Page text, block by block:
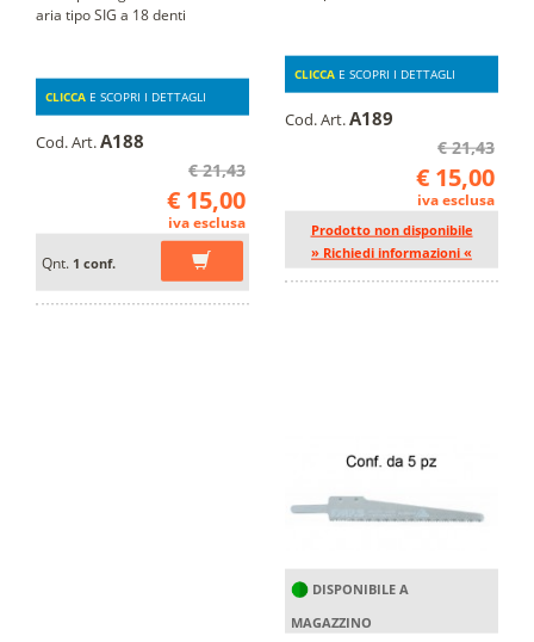
aria tipo SIG a 18 denti
CLICCA E SCOPRI I DETTAGLI
Cod. Art.A188
€ 21,43
€ 15,00
iva esclusa
Qnt. 1 conf.
CLICCA E SCOPRI I DETTAGLI
Cod. Art.A189
€ 21,43
€ 15,00
iva esclusa
Prodotto non disponibile
» Richiedi informazioni «
DISPONIBILE A
MAGAZZINO